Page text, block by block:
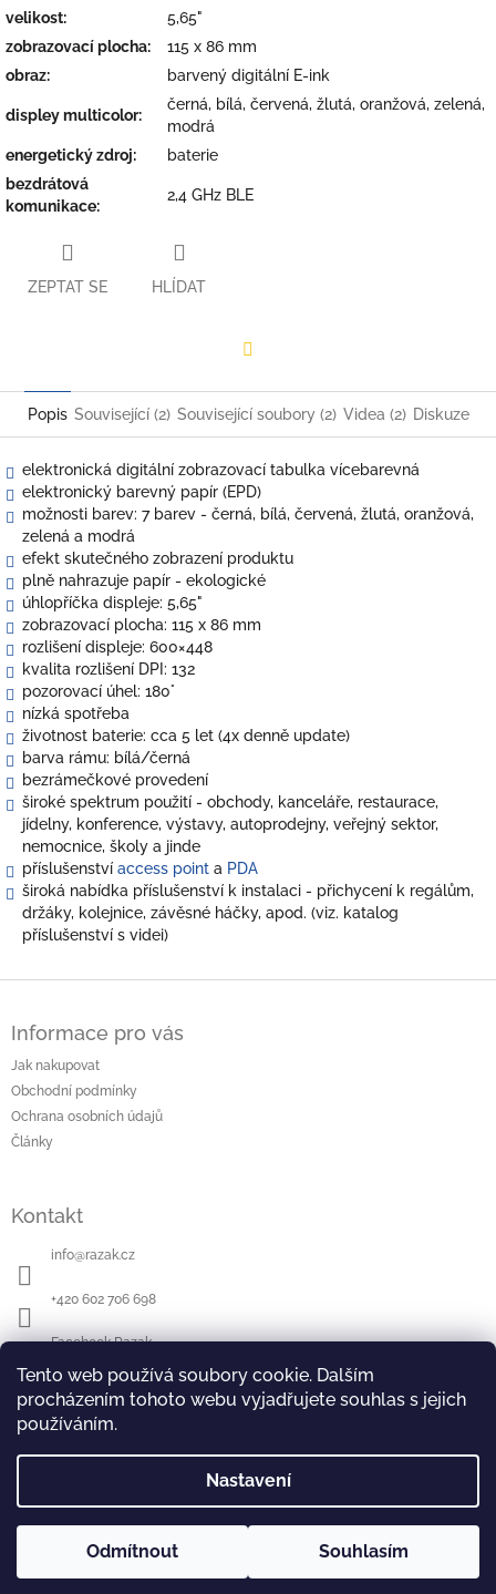
Tento web používá soubory cookie. Dalším
procházením tohoto webu vyjadřujete souhlas s jejich
používáním.
Nastavení
Odmítnout Souhlasím
velikost:
5,65"
zobrazovací plocha:
115 x 86 mm
obraz: barvený digitální E-ink
displey multicolor:
černá, bílá, červená, žlutá, oranžová, zelená,
modrá
energetický zdroj:
baterie
bezdrátová
komunikace:
2,4 GHz BLE
ZEPTAT SE HLÍDAT
Popis Související (2) Související soubory (2) Videa (2) Diskuze
elektronická digitální zobrazovací tabulka vícebarevná
elektronický barevný papír (EPD)
možnosti barev: 7 barev - černá, bílá, červená, žlutá, oranžová,
zelená a modrá
efekt skutečného zobrazení produktu
plně nahrazuje papír - ekologické
úhlopříčka displeje: 5,65"
zobrazovací plocha: 115 x 86 mm
rozlišení displeje: 600×448
kvalita rozlišení DPI: 132
pozorovací úhel: 180°
nízká spotřeba
životnost baterie: cca 5 let (4x denně update)
barva rámu: bílá/černá
bezrámečkové provedení
široké spektrum použití - obchody, kanceláře, restaurace,
jídelny, konference, výstavy, autoprodejny, veřejný sektor,
nemocnice, školy a jinde
příslušenství access point a PDA
široká nabídka příslušenství k instalaci - přichycení k regálům,
držáky, kolejnice, závěsné háčky, apod. (viz. katalog
příslušenství s videi)
Informace pro vás
Jak nakupovat
Obchodní podmínky
Ochrana osobních údajů
Články
Kontakt
info@razak.cz
+420 602 706 698
Facebook Razak
Youtube Razak
Vytvořil Shoptet Copyright 2026Razak-Shop.cz. Všechna práva
Grafický návrh vytvořil a nakódoval